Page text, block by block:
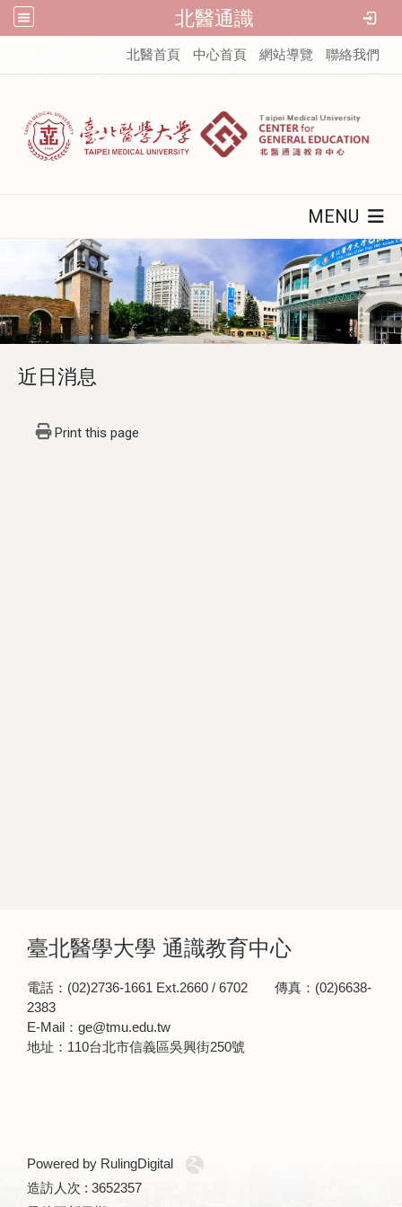
北醫通識
北醫首頁 中心首頁 網站導覽 聯絡我們
MENU
近日消息
Print this page
臺北醫學大學 通識教育中心
電話：(02)2736-1661 Ext.2660 / 6702 傳真：(02)6638-
2383
E-Mail：ge@tmu.edu.tw
地址：110台北市信義區吳興街250號
Powered by RulingDigital
造訪人次 : 3652357